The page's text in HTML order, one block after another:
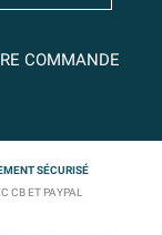
COMMANDE
SÉCURISÉ
CB ET PAYPAL